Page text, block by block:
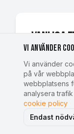
Vanliga
Hur bokar
Du bokar
Vi använder
Vi använder
på vår
webbplatsens
analysera
cookie policy
Endast